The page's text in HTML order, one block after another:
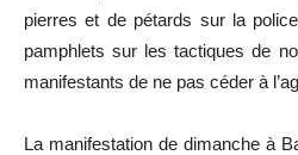
pierres et de pétards sur la
pamphlets sur les tactiques de
manifestants de ne pas céder à
La manifestation de dimanche à